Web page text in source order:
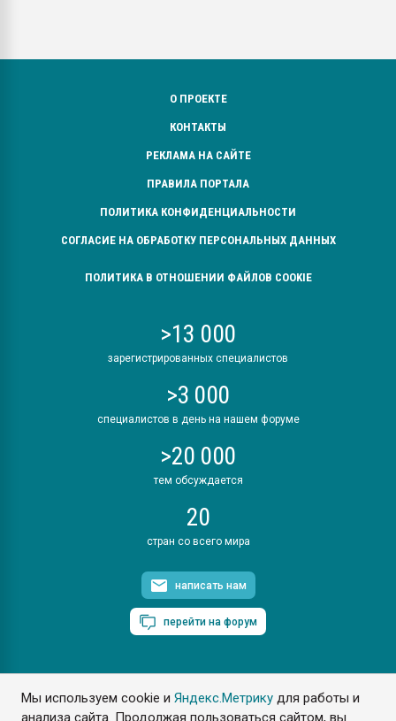
Мы используем cookie иЯндекс.Метрику для работы и
анализа сайта. Продолжая пользоваться сайтом, вы
О ПРОЕКТЕ
КОНТАКТЫ
РЕКЛАМА НА САЙТЕ
ПРАВИЛА ПОРТАЛА
ПОЛИТИКА КОНФИДЕНЦИАЛЬНОСТИ
СОГЛАСИЕ НА ОБРАБОТКУ ПЕРСОНАЛЬНЫХ ДАННЫХ
ПОЛИТИКА В ОТНОШЕНИИ ФАЙЛОВ COOKIE
>13 000
зарегистрированных специалистов
>3 000
специалистов в день на нашем форуме
>20 000
тем обсуждается
20
стран со всего мира
написать нам
перейти на форум
ПластЭксперт © 2006. Все права защищены
Разрешается копирование материалов сайта с обязательной